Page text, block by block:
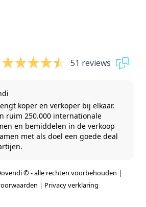
51 reviews
koper en verkoper bij elkaar.
ruim 250.000 internationale
en bemiddelen in de verkoop
met als doel een goede deal
© - alle rechten voorbehouden |
| Privacy verklaring